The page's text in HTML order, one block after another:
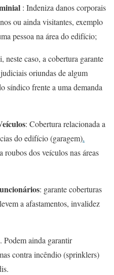
: Indeniza danos corporais
ou ainda visitantes, exemplo
pessoa na área do edifício;
neste caso, a cobertura garante
oriundas de algum
síndico frente a uma demanda
: Cobertura relacionada a
do edifício (garagem).
dos veículos nas áreas
: garante coberturas
a afastamentos, invalidez
Podem ainda garantir
contra incêndio (sprinklers)